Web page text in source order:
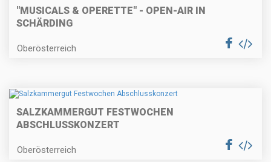
"MUSICALS & OPERETTE" - OPEN-AIR IN
SCHÄRDING
Oberösterreich
SALZKAMMERGUT FESTWOCHEN
ABSCHLUSSKONZERT
Oberösterreich